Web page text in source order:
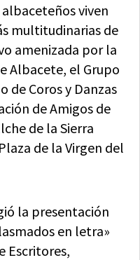
viven
multitudinarias de
amenizada por la
Albacete, el Grupo
de Coros y Danzas
de Amigos de
de la Sierra
de la Virgen del
la presentación
en letra»
Escritores,